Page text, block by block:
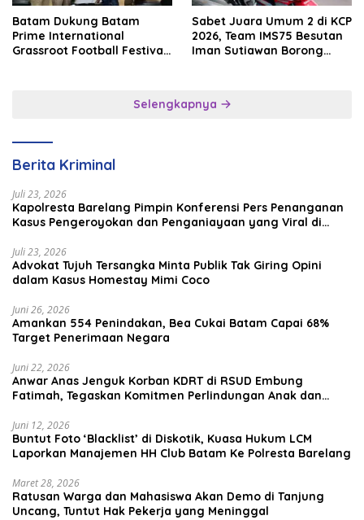
Batam Dukung Batam
Prime International
Grassroot Football Festival
Sabet Juara Umum 2 di KCP
2026, Team IMS75 Besutan
Iman Sutiawan Borong
Selengkapnya
Berita Kriminal
Juli 23, 2026
Kapolresta Barelang Pimpin Konferensi Pers Penanganan
Kasus Pengeroyokan dan Penganiayaan yang Viral di
Juli 23, 2026
Advokat Tujuh Tersangka Minta Publik Tak Giring Opini
dalam Kasus Homestay Mimi Coco
Juni 26, 2026
Amankan 554 Penindakan, Bea Cukai Batam Capai 68%
Target Penerimaan Negara
Juni 22, 2026
Anwar Anas Jenguk Korban KDRT di RSUD Embung
Fatimah, Tegaskan Komitmen Perlindungan Anak dan
Juni 12, 2026
Buntut Foto ‘Blacklist’ di Diskotik, Kuasa Hukum LCM
Laporkan Manajemen HH Club Batam Ke Polresta Barelang
Maret 28, 2026
Ratusan Warga dan Mahasiswa Akan Demo di Tanjung
Uncang, Tuntut Hak Pekerja yang Meninggal